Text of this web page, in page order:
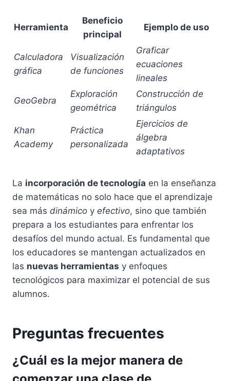
Herramienta
Beneficio
principal
Ejemplo de uso
Calculadora
gráfica
Visualización
de funciones
Graficar
ecuaciones
lineales
GeoGebra
Exploración
geométrica
Construcción de
triángulos
Khan
Academy
Práctica
personalizada
Ejercicios de
álgebra
adaptativos
La incorporación de tecnología en la enseñanza
de matemáticas no solo hace que el aprendizaje
sea más dinámico y efectivo, sino que también
prepara a los estudiantes para enfrentar los
desafíos del mundo actual. Es fundamental que
los educadores se mantengan actualizados en
las nuevas herramientas y enfoques
tecnológicos para maximizar el potencial de sus
alumnos.
Preguntas frecuentes
¿Cuál es la mejor manera de